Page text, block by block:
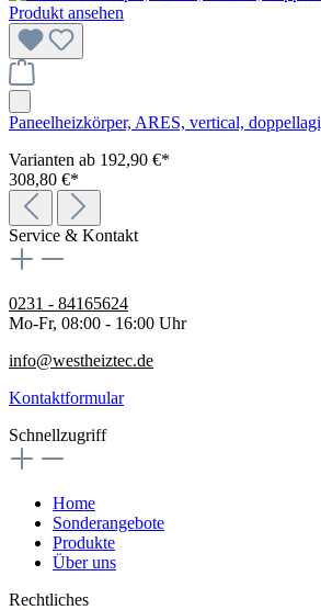
Produkt ansehen
Paneelheizkörper, ARES, vertical,
Varianten ab 192,90 €*
308,80 €*
Service & Kontakt
0231 - 84165624
Mo-Fr, 08:00 - 16:00 Uhr
info@westheiztec.de
Kontaktformular
Schnellzugriff
Home
Sonderangebote
Produkte
Über uns
Rechtliches